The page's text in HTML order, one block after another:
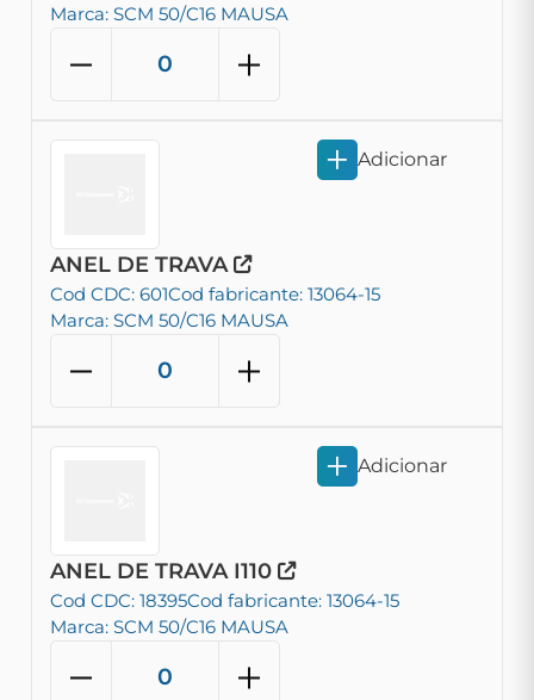
Marca: SCM 50/C16 MAUSA
ANEL DE TRAVA
Cod CDC: 601Cod fabricante: 13064-15
Marca: SCM 50/C16 MAUSA
Adicionar
ANEL DE TRAVA I110
Cod CDC: 18395Cod fabricante: 13064-15
Marca: SCM 50/C16 MAUSA
Adicionar